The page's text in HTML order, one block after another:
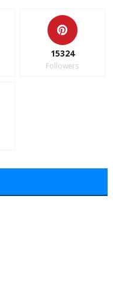
15324
Followers